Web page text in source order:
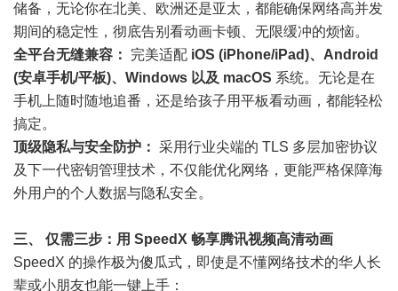
储备，无论你在北美、欧洲还是亚太，都能确保网络高并发
期间的稳定性，彻底告别看动画卡顿、无限缓冲的烦恼。
全平台无缝兼容：
完美适配 iOS (iPhone/iPad)、Android
(安卓手机/平板)、Windows 以及 macOS 系统。无论是在
手机上随时随地追番，还是给孩子用平板看动画，都能轻松
搞定。
顶级隐私与安全防护： 采用行业尖端的 TLS 多层加密协议
及下一代密钥管理技术，不仅能优化网络，更能严格保障海
外用户的个人数据与隐私安全。
三、 仅需三步：用 SpeedX 畅享腾讯视频高清动画
SpeedX 的操作极为傻瓜式，即使是不懂网络技术的华人长
辈或小朋友也能一键上手：